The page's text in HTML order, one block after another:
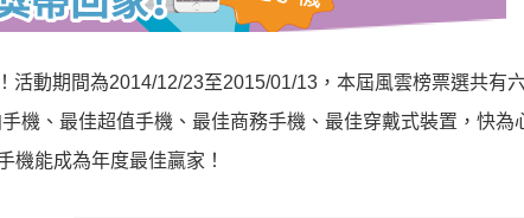
活動期間為2014/12/23至2015/01/13，本屆風雲榜票選共有
機、最佳超值手機、最佳商務手機、最佳穿戴式裝置，快為
機能成為年度最佳贏家！